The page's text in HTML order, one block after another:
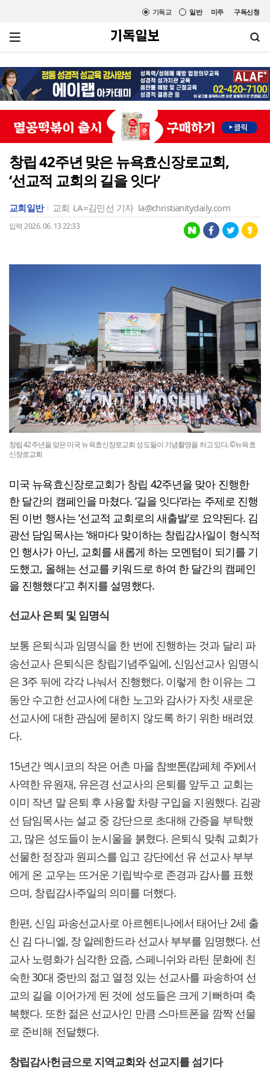
미주 구독신청
일반
기독교
창립 42주년 맞은 뉴욕효신장로교회,
‘선교적 교회의 길을 잇다’
교회일반 교회 LA=김민선 기자 la@christianitydaily.com
입력 2026. 06. 13 22:33
창립 42주년을 맞은 미국 뉴욕효신장로교회 성도들이 기념촬영을 하고 있다. ©뉴욕효
신장로교회
미국 뉴욕효신장로교회가 창립 42주년을 맞아 진행한
한 달간의 캠페인을 마쳤다. ‘길을 잇다’라는 주제로 진행
된 이번 행사는 ‘선교적 교회로의 새출발’로 요약된다. 김
광선 담임목사는 ‘해마다 맞이하는 창립감사일이 형식적
인 행사가 아닌, 교회를 새롭게 하는 모멘텀이 되기를 기
도했고, 올해는 선교를 키워드로 하여 한 달간의 캠페인
을 진행했다’고 취지를 설명했다.
선교사 은퇴 및 임명식
보통 은퇴식과 임명식을 한 번에 진행하는 것과 달리 파
송선교사 은퇴식은 창립기념주일에, 신임선교사 임명식
은 3주 뒤에 각각 나눠서 진행했다. 이렇게 한 이유는 그
동안 수고한 선교사에 대한 노고와 감사가 자칫 새로운
선교사에 대한 관심에 묻히지 않도록 하기 위한 배려였
다.
15년간 멕시코의 작은 어촌 마을 참뽀톤(캄페체 주)에서
사역한 유원재, 유은경 선교사의 은퇴를 앞두고 교회는
이미 작년 말 은퇴 후 사용할 차량 구입을 지원했다. 김광
선 담임목사는 설교 중 강단으로 초대해 간증을 부탁했
고, 많은 성도들이 눈시울을 붉혔다. 은퇴식 맞춰 교회가
선물한 정장과 원피스를 입고 강단에선 유 선교사 부부
에게 온 교우는 뜨거운 기립박수로 존경과 감사를 표했
으며, 창립감사주일의 의미를 더했다.
한편, 신임 파송선교사로 아르헨티나에서 태어난 2세 출
신 김 다니엘, 장 알레한드라 선교사 부부를 임명했다. 선
교사 노령화가 심각한 요즘, 스페니쉬와 라틴 문화에 친
숙한 30대 중반의 젊고 열정 있는 선교사를 파송하여 선
교의 길을 이어가게 된 것에 성도들은 크게 기뻐하며 축
복했다. 또한 젊은 선교사인 만큼 스마트폰을 깜짝 선물
로 준비해 전달했다.
창립감사헌금으로 지역교회와 선교지를 섬기다